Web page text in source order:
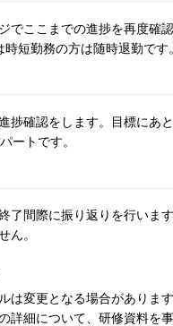
でここまでの進捗を再度確
短勤務の方は随時退勤です。
捗確認をします。目標にあと
ートです。
了間際に振り返りを行いま
ん。
は変更となる場合があります
詳細について、研修資料を